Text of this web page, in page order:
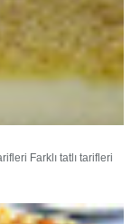
Farklı tatlı tarifleri